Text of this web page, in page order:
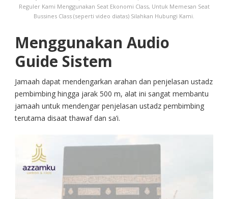
Reguler Kami Menggunakan Seat Ekonomi Class, Untuk Memesan Seat
Bussines Class (seperti video diatas) Silahkan Hubungi Kami.
Menggunakan Audio
Guide Sistem
Jamaah dapat mendengarkan arahan dan penjelasan ustadz
pembimbing hingga jarak 500 m, alat ini sangat membantu
jamaah untuk mendengar penjelasan ustadz pembimbing
terutama disaat thawaf dan sa’i.